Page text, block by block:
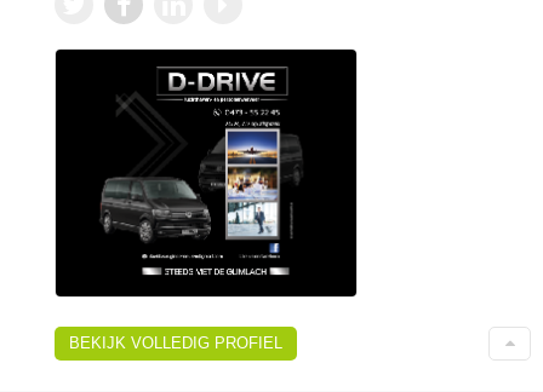
BEKIJK VOLLEDIG PROFIEL